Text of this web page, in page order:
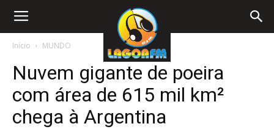
Início MUNDO
Nuvem gigante de poeira
com área de 615 mil km²
chega à Argentina